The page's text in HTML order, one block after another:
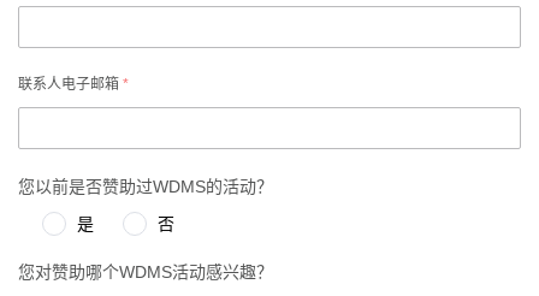
联系人电子邮箱 *
您以前是否赞助过WDMS的活动？
是
否
您对赞助哪个WDMS活动感兴趣？